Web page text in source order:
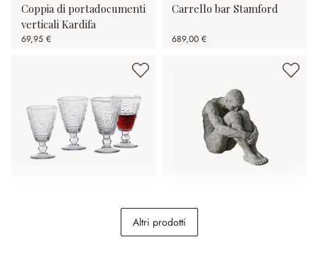
Coppia di portadocumenti
verticali Kardifa
69,95 €
Carrello bar Stamford
689,00 €
Set di 4 bicchieri da vino
Statuina Antony
Altri prodotti